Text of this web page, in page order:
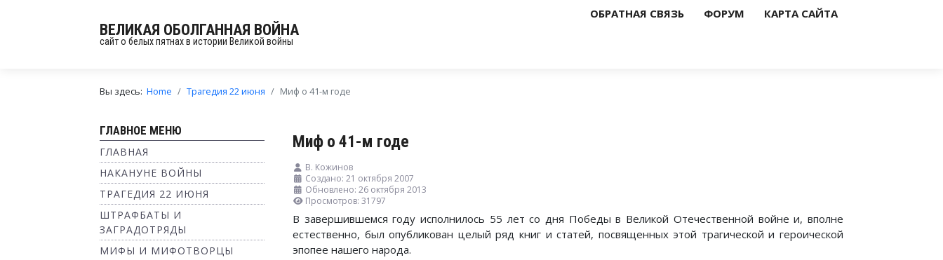
ВЕЛИКАЯ ОБОЛГАННАЯ ВОЙНА
сайт о белых пятнах в истории Великой войны
ОБРАТНАЯ СВЯЗЬ ФОРУМ КАРТА САЙТА
Вы здесь: Home Трагедия 22 июня Миф о 41-м годе
ГЛАВНОЕ МЕНЮ
ГЛАВНАЯ
НАКАНУНЕ ВОЙНЫ
ТРАГЕДИЯ 22 ИЮНЯ
ШТРАФБАТЫ И
ЗАГРАДОТРЯДЫ
МИФЫ И МИФОТВОРЦЫ
Миф о 41-м годе
В. Кожинов
Создано: 21 октября 2007
Обновлено: 26 октября 2013
Просмотров: 31797
В завершившемся году исполнилось 55 лет со дня Победы в Великой Отечественной войне и, вполне
естественно, был опубликован целый ряд книг и статей, посвященных этой трагической и героической
эпопее нашего народа.